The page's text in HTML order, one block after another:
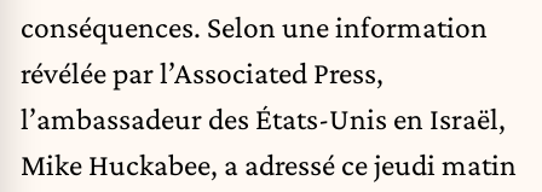
conséquences. Selon une information
révélée par l’Associated Press,
l’ambassadeur des États-Unis en Israël,
Mike Huckabee, a adressé ce jeudi matin